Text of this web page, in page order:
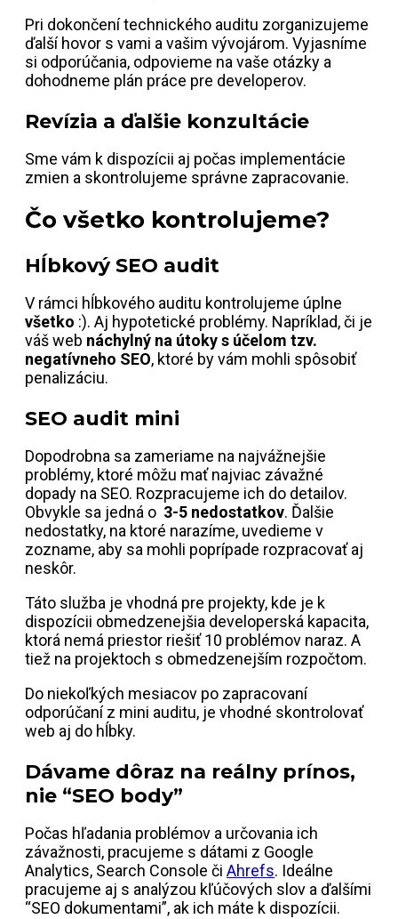
Pri dokončení technického auditu zorganizujeme
ďalší hovor s vami a vašim vývojárom. Vyjasníme
si odporúčania, odpovieme na vaše otázky a
dohodneme plán práce pre developerov.
Revízia a ďalšie konzultácie
Sme vám k dispozícii aj počas implementácie
zmien a skontrolujeme správne zapracovanie.
Čo všetko kontrolujeme?
Hĺbkový SEO audit
V rámci hĺbkového auditu kontrolujeme úplne
všetko :). Aj hypotetické problémy. Napríklad, či je
váš web náchylný na útoky s účelom tzv.
negatívneho SEO, ktoré by vám mohli spôsobiť
penalizáciu.
SEO audit mini
Dopodrobna sa zameriame na najvážnejšie
problémy, ktoré môžu mať najviac závažné
dopady na SEO. Rozpracujeme ich do detailov.
Obvykle sa jedná o 3-5 nedostatkov. Ďalšie
nedostatky, na ktoré narazíme, uvedieme v
zozname, aby sa mohli poprípade rozpracovať aj
neskôr.
Táto služba je vhodná pre projekty, kde je k
dispozícii obmedzenejšia developerská kapacita,
ktorá nemá priestor riešiť 10 problémov naraz. A
tiež na projektoch s obmedzenejším rozpočtom.
Do niekoľkých mesiacov po zapracovaní
odporúčaní z mini auditu, je vhodné skontrolovať
web aj do hĺbky.
Dávame dôraz na reálny prínos,
nie “SEO body”
Počas hľadania problémov a určovania ich
závažnosti, pracujeme s dátami z Google
Analytics, Search Console či Ahrefs. Ideálne
pracujeme aj s analýzou kľúčových slov a ďalšími
“SEO dokumentami”, ak ich máte k dispozícii.